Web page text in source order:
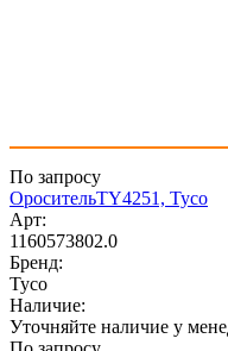
По запросу
ОросительTY4251, Tyco
Арт:
1160573802.0
Бренд:
Tyco
Наличие:
Уточняйте наличие у